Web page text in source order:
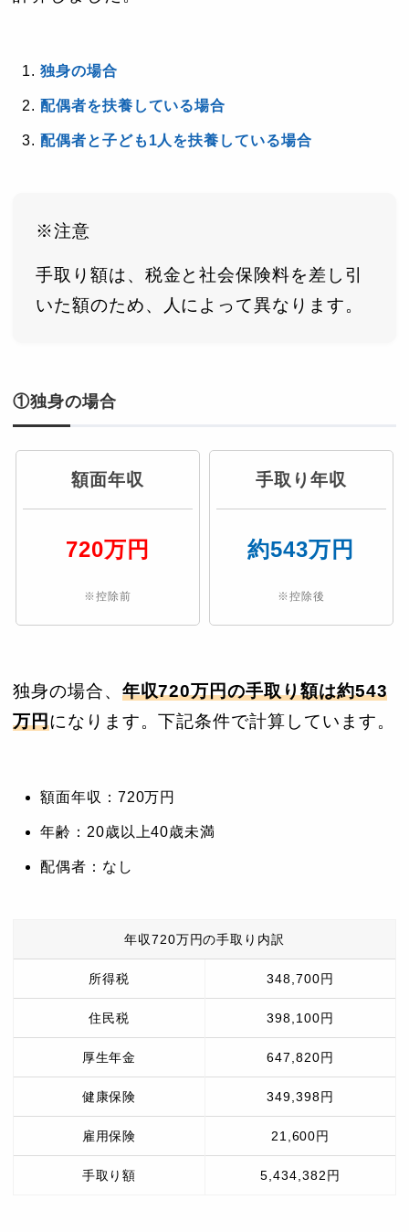
独身の場合
配偶者を扶養している場合
配偶者と子ども1人を扶養している場合
※注意
手取り額は、税金と社会保険料を差し引
いた額のため、人によって異なります。
①独身の場合
額面年収
720万円
※控除前
手取り年収
約543万円
※控除後
独身の場合、 年収720万円の手取り額は約543
万円になります。下記条件で計算しています。
額面年収：720万円
年齢：20歳以上40歳未満
配偶者：なし
年収720万円の手取り内訳
所得税 348,700円
住民税 398,100円
厚生年金 647,820円
健康保険 349,398円
雇用保険 21,600円
手取り額 5,434,382円